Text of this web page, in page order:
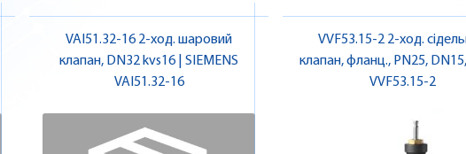
VAI51.32-16 2-ход. шаровий
клапан, DN32 kvs16 | SIEMENS
VAI51.32-16
VVF53.15-2 2-ход.
клапан, фланц., PN25,
SIEMENS
VVF53.15-2